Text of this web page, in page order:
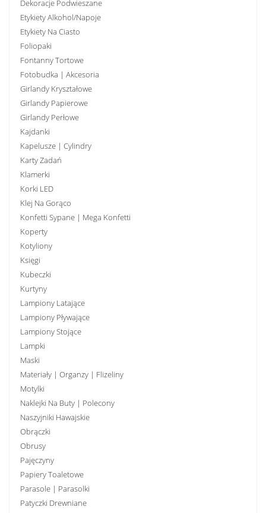
Dekoracje Podwieszane
Etykiety Alkohol/Napoje
Etykiety Na Ciasto
Foliopaki
Fontanny Tortowe
Fotobudka | Akcesoria
Girlandy Kryształowe
Girlandy Papierowe
Girlandy Perłowe
Kajdanki
Kapelusze | Cylindry
Karty Zadań
Klamerki
Korki LED
Klej Na Gorąco
Konfetti Sypane | Mega Konfetti
Koperty
Kotyliony
Księgi
Kubeczki
Kurtyny
Lampiony Latające
Lampiony Pływające
Lampiony Stojące
Lampki
Maski
Materiały | Organzy | Flizeliny
Motylki
Naklejki Na Buty | Polecony
Naszyjniki Hawajskie
Obrączki
Obrusy
Pajęczyny
Papiery Toaletowe
Parasole | Parasolki
Patyczki Drewniane